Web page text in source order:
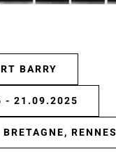
BARRY
- 21.09.2025
RENNES